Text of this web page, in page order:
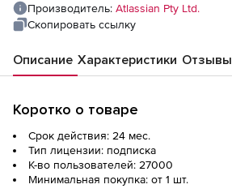
Производитель: Atlassian Pty Ltd.
Скопировать ссылку
Описание Характеристики Отзывы
Коротко о товаре
Срок действия: 24 мес.
Тип лицензии: подписка
К-во пользователей: 27000
Минимальная покупка: от 1 шт.